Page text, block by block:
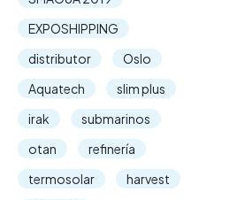
EXPOSHIPPING
distributor
Oslo
Aquatech
slim plus
irak
submarinos
otan
refinería
termosolar
harvest